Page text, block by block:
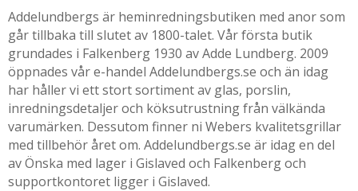
Addelundbergs är heminredningsbutiken med anor som
går tillbaka till slutet av 1800-talet. Vår första butik
grundades i Falkenberg 1930 av Adde Lundberg. 2009
öppnades vår e-handel Addelundbergs.se och än idag
har håller vi ett stort sortiment av glas, porslin,
inredningsdetaljer och köksutrustning från välkända
varumärken. Dessutom finner ni Webers kvalitetsgrillar
med tillbehör året om. Addelundbergs.se är idag en del
av Önska med lager i Gislaved och Falkenberg och
supportkontoret ligger i Gislaved.